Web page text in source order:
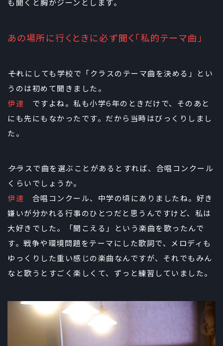
も聞くと胸がジーンとします。
あの場所に行くときに必ず聞く「私的テーマ曲」
――それにしても学校で「クラスのテーマ曲を決める」とい
うのは初めて聞きました。
伊達 ですよね。私も小学6年のときだけで、そのあと
にも先にもなかったです。だから当時はびっくりしまし
た。
――クラスで曲を選ぶことがあるとすれば、合唱コンクール
くらいでしょうか。
伊達 合唱コンクール、中学の頃にありましたね。好き
嫌いが分かれる行事のひとつだと思うんですけど、私は
大好きでした。「聞こえる」という楽曲を歌ったんで
す。戦争や環境問題をテーマにした歌詞で、メロディも
ゆっくりした重い感じの楽曲なんですが、それでもみん
なと歌うとすごく楽しくて、ずっと練習していました。